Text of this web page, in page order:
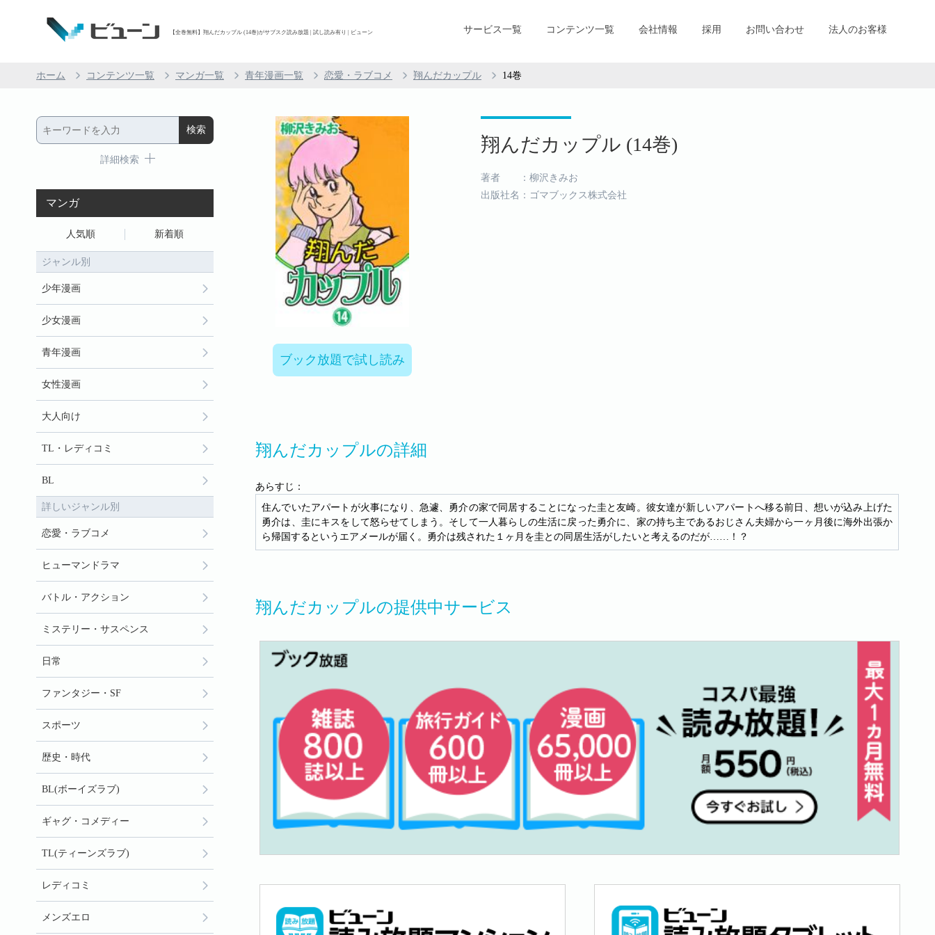
【全巻無料】翔んだカップル (14巻)がサブスク読み放題 | 試し読み有り | ビューン サービス一覧 コンテンツ一覧 会社情報 採用 お問い合わせ 法人のお客様
ホーム コンテンツ一覧 マンガ一覧 青年漫画一覧 恋愛・ラブコメ 翔んだカップル 14巻
ブック放題で試し読み
翔んだカップル (14巻)
著者 ：柳沢きみお
出版社名：ゴマブックス株式会社
翔んだカップルの詳細
あらすじ：
住んでいたアパートが火事になり、急遽、勇介の家で同居することになった圭と友崎。彼女達が新しいアパートへ移る前日、想いが込み上げた
勇介は、圭にキスをして怒らせてしまう。そして一人暮らしの生活に戻った勇介に、家の持ち主であるおじさん夫婦から一ヶ月後に海外出張か
ら帰国するというエアメールが届く。勇介は残された１ヶ月を圭との同居生活がしたいと考えるのだが……！？
翔んだカップルの提供中サービス
詳細検索
マンガ
人気順 新着順
ジャンル別
少年漫画
少女漫画
青年漫画
女性漫画
大人向け
TL・レディコミ
BL
詳しいジャンル別
恋愛・ラブコメ
ヒューマンドラマ
バトル・アクション
ミステリー・サスペンス
日常
ファンタジー・SF
スポーツ
歴史・時代
BL(ボーイズラブ)
ギャグ・コメディー
TL(ティーンズラブ)
レディコミ
メンズエロ